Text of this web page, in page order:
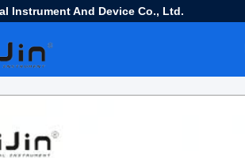
Instrument And Device Co., Ltd.